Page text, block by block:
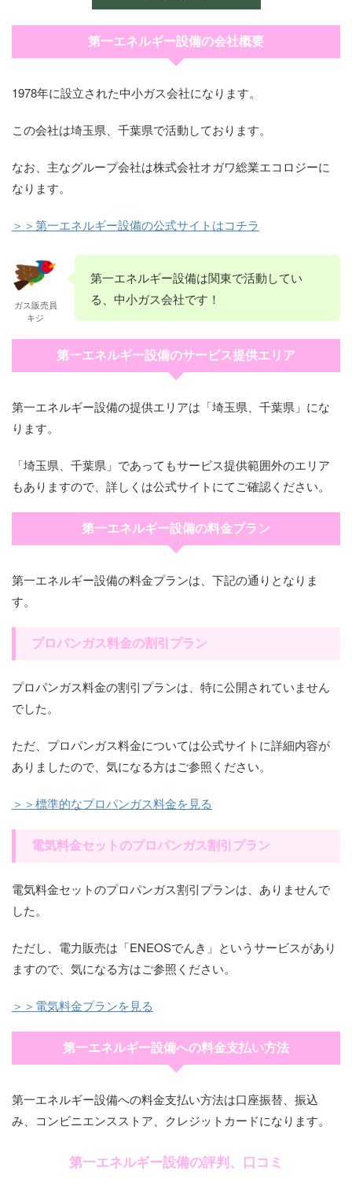
第一エネルギー設備の会社概要
1978年に設立された中小ガス会社になります。
この会社は埼玉県、千葉県で活動しております。
なお、主なグループ会社は株式会社オガワ総業エコロジーに
なります。
＞＞第一エネルギー設備の公式サイトはコチラ
ガス販売員
キジ
第一エネルギー設備は関東で活動してい
る、中小ガス会社です！
第一エネルギー設備のサービス提供エリア
第一エネルギー設備の提供エリアは「埼玉県、千葉県」にな
ります。
「埼玉県、千葉県」であってもサービス提供範囲外のエリア
もありますので、詳しくは公式サイトにてご確認ください。
第一エネルギー設備の料金プラン
第一エネルギー設備の料金プランは、下記の通りとなりま
す。
プロパンガス料金の割引プラン
プロパンガス料金の割引プランは、特に公開されていません
でした。
ただ、プロパンガス料金については公式サイトに詳細内容が
ありましたので、気になる方はご参照ください。
＞＞標準的なプロパンガス料金を見る
電気料金セットのプロパンガス割引プラン
電気料金セットのプロパンガス割引プランは、ありませんで
した。
ただし、電力販売は「ENEOSでんき」というサービスがあり
ますので、気になる方はご参照ください。
＞＞電気料金プランを見る
第一エネルギー設備への料金支払い方法
第一エネルギー設備への料金支払い方法は口座振替、振込
み、コンビニエンスストア、クレジットカードになります。
第一エネルギー設備の評判、口コミ